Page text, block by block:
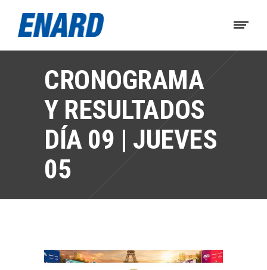
CRONOGRAMA
Y RESULTADOS
DÍA 09 | JUEVES
05